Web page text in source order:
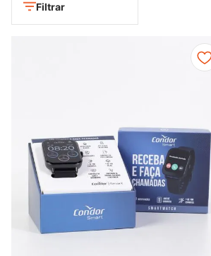
Filtrar
UN
Mormaii
Casio
Gang
Preto
Rose
Vermelho
Estilo